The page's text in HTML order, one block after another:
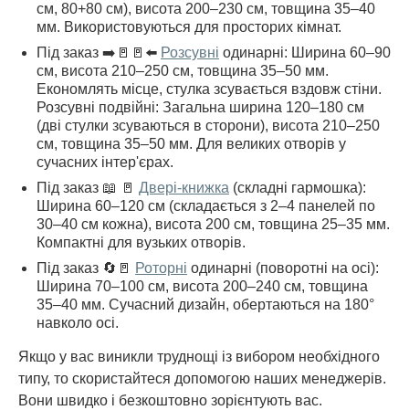
см, 80+80 см), висота 200–230 см, товщина 35–40
мм. Використовуються для просторих кімнат.
Під заказ ➡️🚪🚪⬅️ Розсувні одинарні: Ширина 60–90
см, висота 210–250 см, товщина 35–50 мм.
Економлять місце, стулка зсувається вздовж стіни.
Розсувні подвійні: Загальна ширина 120–180 см
(дві стулки зсуваються в сторони), висота 210–250
см, товщина 35–50 мм. Для великих отворів у
сучасних інтер'єрах.
Під заказ 📖 🚪 Двері-книжка (складні гармошка):
Ширина 60–120 см (складається з 2–4 панелей по
30–40 см кожна), висота 200 см, товщина 25–35 мм.
Компактні для вузьких отворів.
Під заказ 🔄🚪 Роторні одинарні (поворотні на осі):
Ширина 70–100 см, висота 200–240 см, товщина
35–40 мм. Сучасний дизайн, обертаються на 180°
навколо осі.
Якщо у вас виникли труднощі із вибором необхідного
типу, то скористайтеся допомогою наших менеджерів.
Вони швидко і безкоштовно зорієнтують вас.